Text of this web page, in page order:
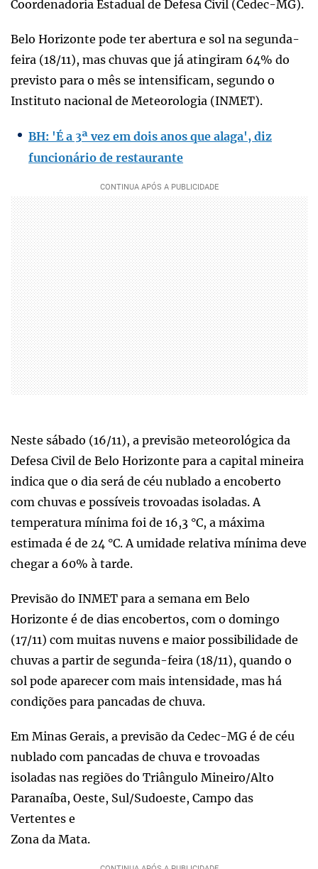
Coordenadoria Estadual de Defesa Civil (Cedec-MG).
Belo Horizonte pode ter abertura e sol na segunda-
feira (18/11), mas chuvas que já atingiram 64% do
previsto para o mês se intensificam, segundo o
Instituto nacional de Meteorologia (INMET).
BH: 'É a 3ª vez em dois anos que alaga', diz
funcionário de restaurante
Neste sábado (16/11), a previsão meteorológica da
Defesa Civil de Belo Horizonte para a capital mineira
indica que o dia será de céu nublado a encoberto
com chuvas e possíveis trovoadas isoladas. A
temperatura mínima foi de 16,3 °C, a máxima
estimada é de 24 °C. A umidade relativa mínima deve
chegar a 60% à tarde.
Previsão do INMET para a semana em Belo
Horizonte é de dias encobertos, com o domingo
(17/11) com muitas nuvens e maior possibilidade de
chuvas a partir de segunda-feira (18/11), quando o
sol pode aparecer com mais intensidade, mas há
condições para pancadas de chuva.
Em Minas Gerais, a previsão da Cedec-MG é de céu
nublado com pancadas de chuva e trovoadas
isoladas nas regiões do Triângulo Mineiro/Alto
Paranaíba, Oeste, Sul/Sudoeste, Campo das
Vertentes e
Zona da Mata.